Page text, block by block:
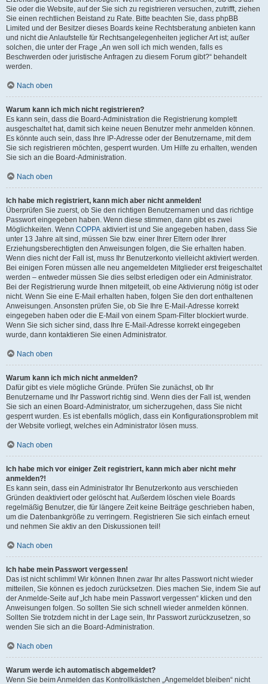
Sie oder die Website, auf der Sie sich zu registrieren versuchen, zutrifft, ziehen
Sie einen rechtlichen Beistand zu Rate. Bitte beachten Sie, dass phpBB
Limited und der Besitzer dieses Boards keine Rechtsberatung anbieten kann
und nicht die Anlaufstelle für Rechtsangelegenheiten jeglicher Art ist; außer
solchen, die unter der Frage „An wen soll ich mich wenden, falls es
Beschwerden oder juristische Anfragen zu diesem Forum gibt?“ behandelt
werden.
Nach oben
Warum kann ich mich nicht registrieren?
Es kann sein, dass die Board-Administration die Registrierung komplett
ausgeschaltet hat, damit sich keine neuen Benutzer mehr anmelden können.
Es könnte auch sein, dass Ihre IP-Adresse oder der Benutzername, mit dem
Sie sich registrieren möchten, gesperrt wurden. Um Hilfe zu erhalten, wenden
Sie sich an die Board-Administration.
Nach oben
Ich habe mich registriert, kann mich aber nicht anmelden!
Überprüfen Sie zuerst, ob Sie den richtigen Benutzernamen und das richtige
Passwort eingegeben haben. Wenn diese stimmen, dann gibt es zwei
Möglichkeiten. Wenn COPPA aktiviert ist und Sie angegeben haben, dass Sie
unter 13 Jahre alt sind, müssen Sie bzw. einer Ihrer Eltern oder Ihrer
Erziehungsberechtigten den Anweisungen folgen, die Sie erhalten haben.
Wenn dies nicht der Fall ist, muss Ihr Benutzerkonto vielleicht aktiviert werden.
Bei einigen Foren müssen alle neu angemeldeten Mitglieder erst freigeschaltet
werden – entweder müssen Sie dies selbst erledigen oder ein Administrator.
Bei der Registrierung wurde Ihnen mitgeteilt, ob eine Aktivierung nötig ist oder
nicht. Wenn Sie eine E-Mail erhalten haben, folgen Sie den dort enthaltenen
Anweisungen. Ansonsten prüfen Sie, ob Sie Ihre E-Mail-Adresse korrekt
eingegeben haben oder die E-Mail von einem Spam-Filter blockiert wurde.
Wenn Sie sich sicher sind, dass Ihre E-Mail-Adresse korrekt eingegeben
wurde, dann kontaktieren Sie einen Administrator.
Nach oben
Warum kann ich mich nicht anmelden?
Dafür gibt es viele mögliche Gründe. Prüfen Sie zunächst, ob Ihr
Benutzername und Ihr Passwort richtig sind. Wenn dies der Fall ist, wenden
Sie sich an einen Board-Administrator, um sicherzugehen, dass Sie nicht
gesperrt wurden. Es ist ebenfalls möglich, dass ein Konfigurationsproblem mit
der Website vorliegt, welches ein Administrator lösen muss.
Nach oben
Ich habe mich vor einiger Zeit registriert, kann mich aber nicht mehr
anmelden?!
Es kann sein, dass ein Administrator Ihr Benutzerkonto aus verschieden
Gründen deaktiviert oder gelöscht hat. Außerdem löschen viele Boards
regelmäßig Benutzer, die für längere Zeit keine Beiträge geschrieben haben,
um die Datenbankgröße zu verringern. Registrieren Sie sich einfach erneut
und nehmen Sie aktiv an den Diskussionen teil!
Nach oben
Ich habe mein Passwort vergessen!
Das ist nicht schlimm! Wir können Ihnen zwar Ihr altes Passwort nicht wieder
mitteilen, Sie können es jedoch zurücksetzen. Dies machen Sie, indem Sie auf
der Anmelde-Seite auf „Ich habe mein Passwort vergessen“ klicken und den
Anweisungen folgen. So sollten Sie sich schnell wieder anmelden können.
Sollten Sie trotzdem nicht in der Lage sein, Ihr Passwort zurückzusetzen, so
wenden Sie sich an die Board-Administration.
Nach oben
Warum werde ich automatisch abgemeldet?
Wenn Sie beim Anmelden das Kontrollkästchen „Angemeldet bleiben“ nicht